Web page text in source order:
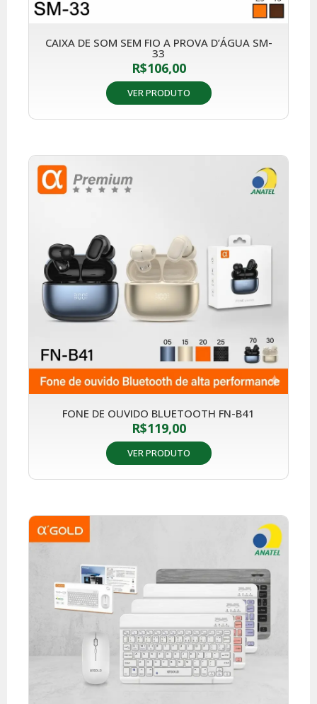
CAIXA DE SOM SEM FIO A PROVA D’ÁGUA SM-
33
R$106,00
VER PRODUTO
FONE DE OUVIDO BLUETOOTH FN-B41
R$119,00
VER PRODUTO